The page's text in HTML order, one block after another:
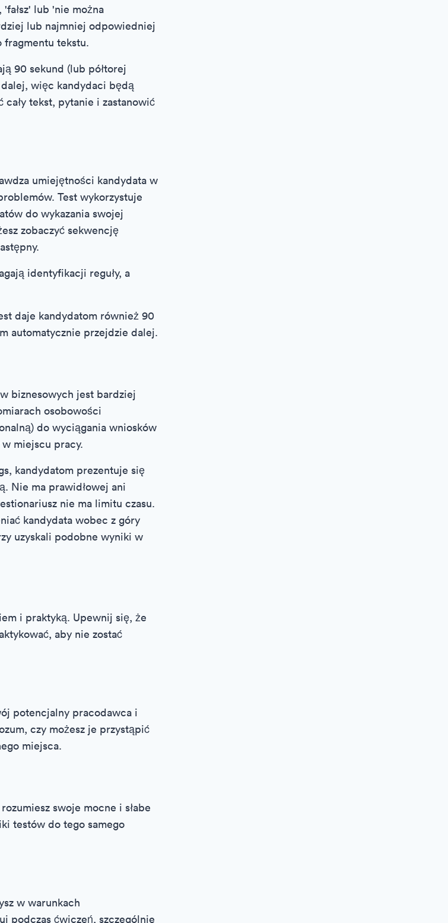
lub 'nie można
lub najmniej odpowiedniej
fragmentu tekstu.
90 sekund (lub półtorej
więc kandydaci będą
tekst, pytanie i zastanowić
umiejętności kandydata w
Test wykorzystuje
do wykazania swojej
zobaczyć sekwencję
identyfikacji reguły, a
daje kandydatom również 90
automatycznie przejdzie dalej.
biznesowych jest bardziej
osobowości
do wyciągania wniosków
miejscu pracy.
kandydatom prezentuje się
Nie ma prawidłowej ani
nie ma limitu czasu.
kandydata wobec z góry
uzyskali podobne wyniki w
i praktyką. Upewnij się, że
aby nie zostać
potencjalny pracodawca i
czy możesz je przystąpić
miejsca.
swoje mocne i słabe
testów do tego samego
w warunkach
podczas ćwiczeń, szczególnie